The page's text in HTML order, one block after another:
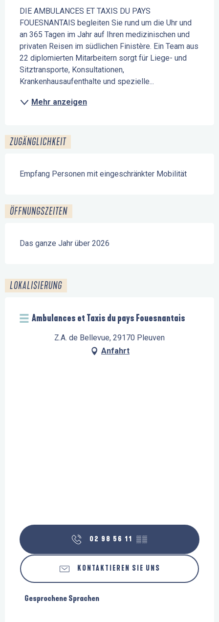
DIE AMBULANCES ET TAXIS DU PAYS
FOUESNANTAIS begleiten Sie rund um die Uhr und
an 365 Tagen im Jahr auf Ihren medizinischen und
privaten Reisen im südlichen Finistère. Ein Team aus
22 diplomierten Mitarbeitern sorgt für Liege- und
Sitztransporte, Konsultationen,
Krankenhausaufenthalte und spezielle...
Mehr anzeigen
ZUGÄNGLICHKEIT
Empfang Personen mit eingeschränkter Mobilität
ÖFFNUNGSZEITEN
Das ganze Jahr über 2026
LOKALISIERUNG
Ambulances et Taxis du pays Fouesnantais
Z.A. de Bellevue, 29170 Pleuven
Anfahrt
02 98 56 11 ▒▒
KONTAKTIEREN SIE UNS
Gesprochene Sprachen
Gesprochene Sprachen